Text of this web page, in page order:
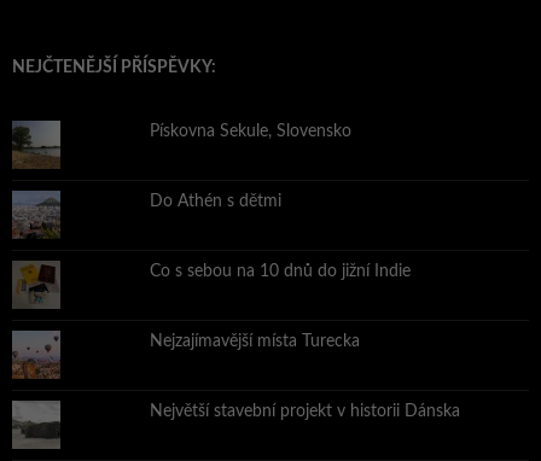
NEJČTENĚJŠÍ PŘÍSPĚVKY:
Pískovna Sekule, Slovensko
Do Athén s dětmi
Co s sebou na 10 dnů do jižní Indie
Nejzajímavější místa Turecka
Největší stavební projekt v historii Dánska